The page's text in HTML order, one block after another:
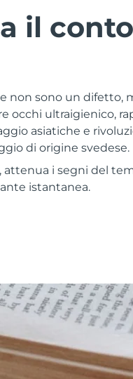
il
non sono un difetto,
occhi ultraigienico,
asiatiche e
di origine svedese.
i segni del
istantanea.